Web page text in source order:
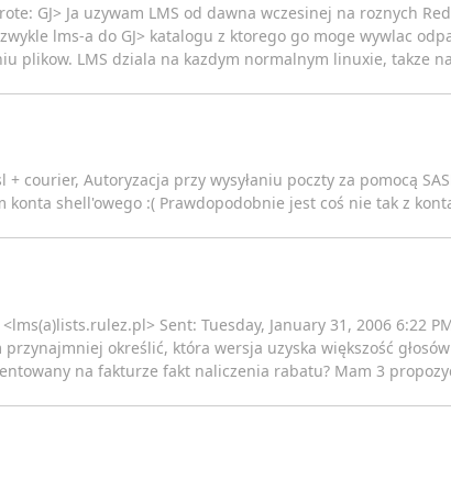
GJ> Ja uzywam LMS od dawna wczesinej na roznych
lms-a do GJ> katalogu z ktorego go moge wywlac
LMS dziala na kazdym normalnym linuxie, takze na
courier, Autoryzacja przy wysyłaniu poczty za pomocą
shell'owego :( Prawdopodobnie jest coś nie tak z
Sent: Tuesday, January 31, 2006 6:22
określić, która wersja uzyska większość
na fakturze fakt naliczenia rabatu? Mam 3